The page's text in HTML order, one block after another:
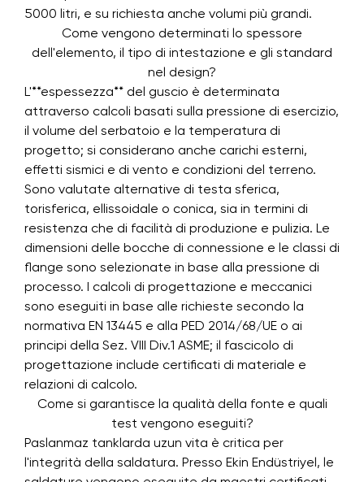
5000 litri, e su richiesta anche volumi più grandi.
Come vengono determinati lo spessore
dell'elemento, il tipo di intestazione e gli standard
nel design?
L'**espessezza** del guscio è determinata
attraverso calcoli basati sulla pressione di esercizio,
il volume del serbatoio e la temperatura di
progetto; si considerano anche carichi esterni,
effetti sismici e di vento e condizioni del terreno.
Sono valutate alternative di testa sferica,
torisferica, ellissoidale o conica, sia in termini di
resistenza che di facilità di produzione e pulizia. Le
dimensioni delle bocche di connessione e le classi di
flange sono selezionate in base alla pressione di
processo. I calcoli di progettazione e meccanici
sono eseguiti in base alle richieste secondo la
normativa EN 13445 e alla PED 2014/68/UE o ai
principi della Sez. VIII Div.1 ASME; il fascicolo di
progettazione include certificati di materiale e
relazioni di calcolo.
Come si garantisce la qualità della fonte e quali
test vengono eseguiti?
Paslanmaz tanklarda uzun vita è critica per
l'integrità della saldatura. Presso Ekin Endüstriyel, le